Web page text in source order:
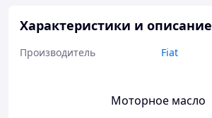
Характеристики и описание
Производитель Fiat
Моторное масло